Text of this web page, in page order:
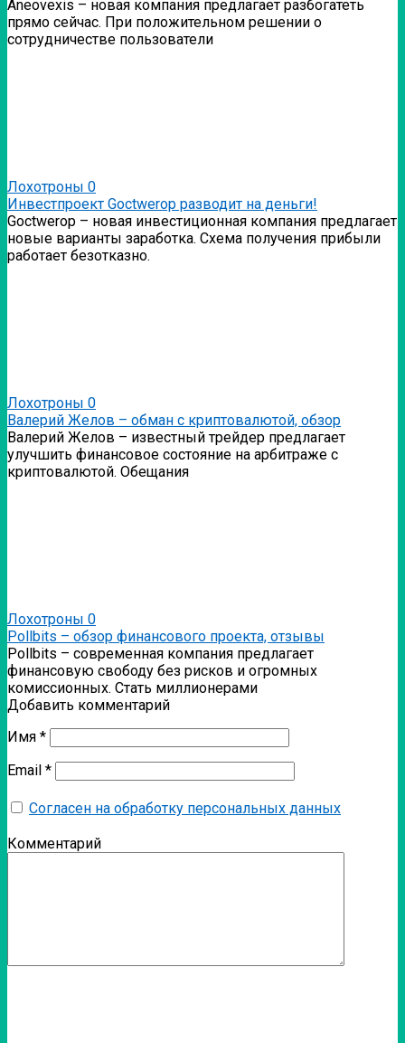
Аneovexis – новая компания предлагает разбогатеть
прямо сейчас. При положительном решении о
сотрудничестве пользователи
Лохотроны 0
Инвестпроект Goctwerop разводит на деньги!
Goctwerop – новая инвестиционная компания предлагает
новые варианты заработка. Схема получения прибыли
работает безотказно.
Лохотроны 0
Валерий Желов – обман с криптовалютой, обзор
Валерий Желов – известный трейдер предлагает
улучшить финансовое состояние на арбитраже с
криптовалютой. Обещания
Лохотроны 0
Pollbits – обзор финансового проекта, отзывы
Pollbits – современная компания предлагает
финансовую свободу без рисков и огромных
комиссионных. Стать миллионерами
Добавить комментарий
Имя *
Email *
Согласен на обработку персональных данных
Комментарий